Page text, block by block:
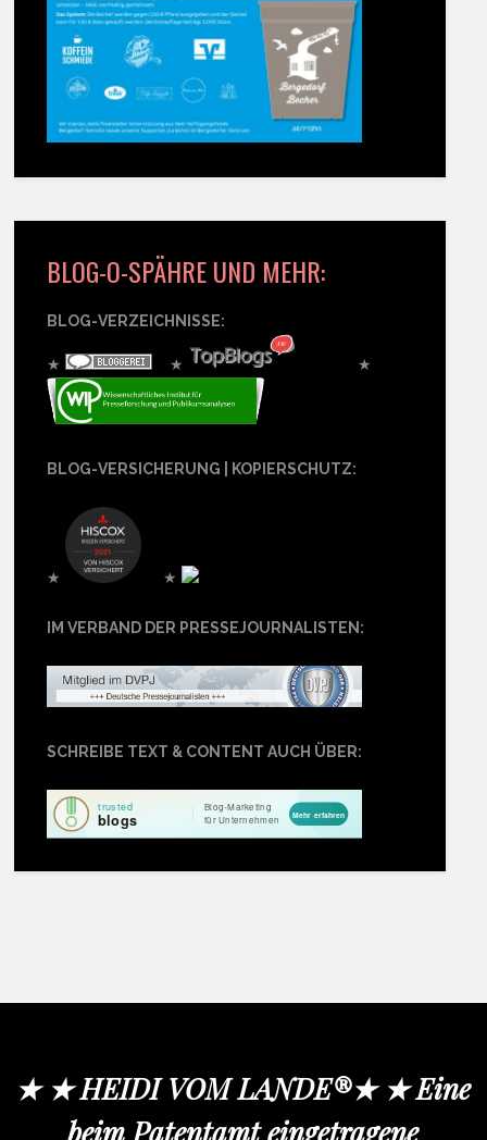
BLOG-O-SPÄHRE UND MEHR:
BLOG-VERZEICHNISSE:
★ ★ ★
BLOG-VERSICHERUNG | KOPIERSCHUTZ:
★ ★
IM VERBAND DER PRESSEJOURNALISTEN:
SCHREIBE TEXT & CONTENT AUCH ÜBER:
★ ★ HEIDI VOM LANDE®★ ★ Eine
beim Patentamt eingetragene